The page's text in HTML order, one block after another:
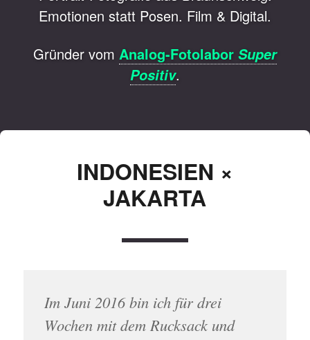
Emotionen statt Posen. Film & Digital.
Gründer vom Analog-Fotolabor Super
Positiv.
INDONESIEN ×
JAKARTA
Im Juni 2016 bin ich für drei
Wochen mit dem Rucksack und